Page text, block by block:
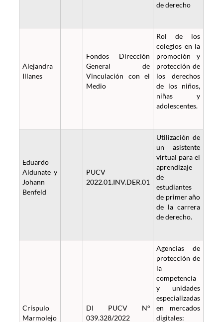
de derecho
Alejandra
Illanes
Fondos Dirección
General de
Vinculación con el
Medio
Rol de los
colegios en la
promoción y
protección de
los derechos
de los niños,
niñas y
adolescentes.
Eduardo
Aldunate y
Johann
Benfeld
PUCV
2022.01.INV.DER.01
Utilización de
un asistente
virtual para el
aprendizaje
de
estudiantes
de primer año
de la carrera
de derecho.
Críspulo
Marmolejo
DI PUCV Nº
039.328/2022
Agencias de
protección de
la
competencia
y unidades
especializadas
en mercados
digitales: